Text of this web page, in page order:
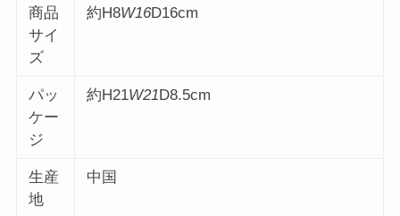
商品
サイ
ズ
約H8W16D16cm
パッ
ケー
ジ
約H21W21D8.5cm
生産
地
中国